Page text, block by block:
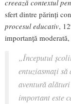
creează contextul
sfert dintre părinți
procesul educativ,
importanță
„Începutul
entuziasmați să
aventură
important este